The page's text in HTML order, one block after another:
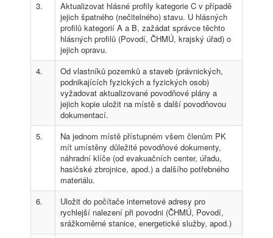
3.
Aktualizovat hlásné profily kategorie C v případě
jejich špatného (nečitelného) stavu. U hlásných
profilů kategorií A a B, zažádat správce těchto
hlásných profilů (Povodí, ČHMÚ, krajský úřad) o
jejich opravu.
4.
Od vlastníků pozemků a staveb (právnických,
podnikajících fyzických a fyzických osob)
vyžadovat aktualizované povodňové plány a
jejich kopie uložit na místě s další povodňovou
dokumentací.
5.
Na jednom místě přístupném všem členům PK
mít umístěny důležité povodňové dokumenty,
náhradní klíče (od evakuačních center, úřadu,
hasičské zbrojnice, apod.) a dalšího potřebného
materiálu.
6.
Uložit do počítače internetové adresy pro
rychlejší nalezení při povodni (ČHMÚ, Povodí,
srážkoměrné stanice, energetické služby, apod.)